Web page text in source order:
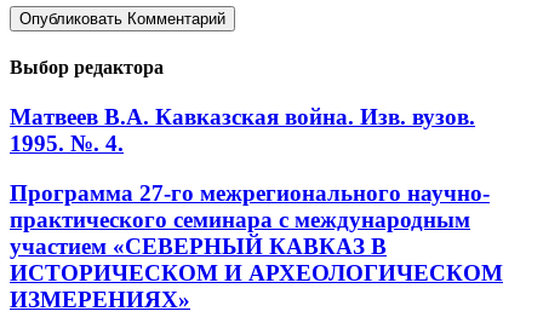
Выбор редактора
Матвеев В.А. Кавказская война. Изв. вузов.
1995. №. 4.
Программа 27-го межрегионального научно-
практического семинара с международным
участием «СЕВЕРНЫЙ КАВКАЗ В
ИСТОРИЧЕСКОМ И АРХЕОЛОГИЧЕСКОМ
ИЗМЕРЕНИЯХ»